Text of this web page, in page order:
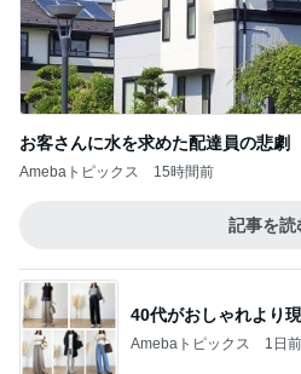
お客さんに水を求めた配達員の悲劇
Amebaトピックス 15時間前
記事を読
40代がおしゃれより
Amebaトピックス 1日前